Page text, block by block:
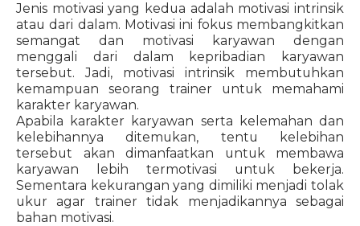
Jenis motivasi yang kedua adalah motivasi intrinsik
atau dari dalam. Motivasi ini fokus membangkitkan
semangat dan motivasi karyawan dengan
menggali dari dalam kepribadian karyawan
tersebut. Jadi, motivasi intrinsik membutuhkan
kemampuan seorang trainer untuk memahami
karakter karyawan.
Apabila karakter karyawan serta kelemahan dan
kelebihannya ditemukan, tentu kelebihan
tersebut akan dimanfaatkan untuk membawa
karyawan lebih termotivasi untuk bekerja.
Sementara kekurangan yang dimiliki menjadi tolak
ukur agar trainer tidak menjadikannya sebagai
bahan motivasi.